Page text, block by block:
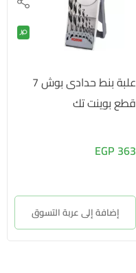
علبة بنط حدادى بوش 7
قطع بوينت تك
363 EGP
إضافة إلى عربة التسوق